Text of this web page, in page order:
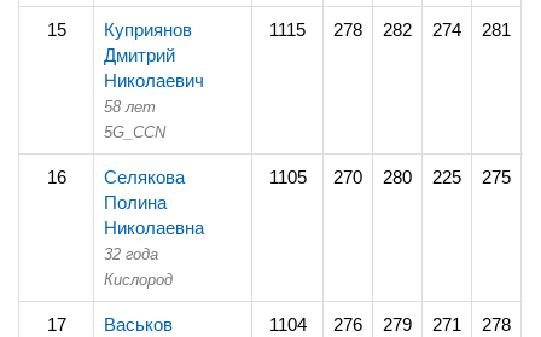
15
Куприянов
Дмитрий
Николаевич
58 лет
5G_CCN
1115 278 282 274 281
16
Селякова
Полина
Николаевна
32 года
Кислород
1105 270 280 225 275
17
Васьков
1104 276 279 271 278